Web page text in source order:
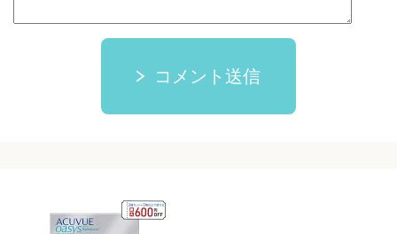
コメント送信